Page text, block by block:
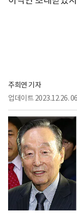
주희연 기자
업데이트 2023.12.26.